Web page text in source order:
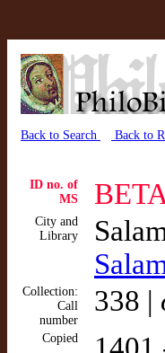
Back to Search Back to
ID no. of
MS
City and
Library
Collection:
Call
number
338 |
Copied